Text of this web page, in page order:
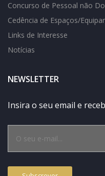
Concurso de Pessoal não
Cedência de Espaços/
Links de Interesse
Notícias
NEWSLETTER
Insira o seu email e